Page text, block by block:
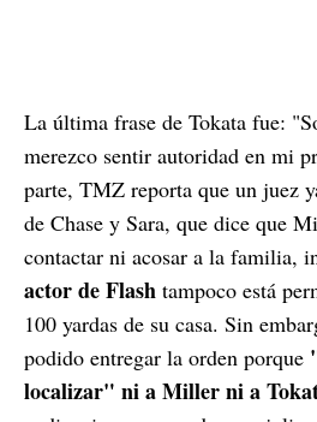
La última frase de Tokata fue:
merezco sentir autoridad en mi
parte, TMZ reporta que un juez
de Chase y Sara, que dice que
contactar ni acosar a la familia,
actor de Flash tampoco está
100 yardas de su casa. Sin
podido entregar la orden porque
localizar" ni a Miller ni a